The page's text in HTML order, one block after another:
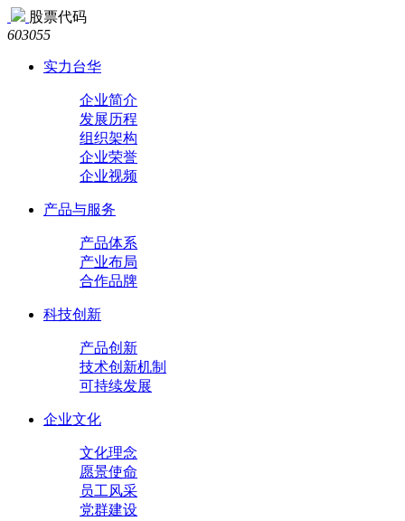
股票代码
603055
实力台华
企业简介
发展历程
组织架构
企业荣誉
企业视频
产品与服务
产品体系
产业布局
合作品牌
科技创新
产品创新
技术创新机制
可持续发展
企业文化
文化理念
愿景使命
员工风采
党群建设